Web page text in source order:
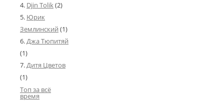
Djin Tolik(2)
Юрик
Землинский (1)
Джа Тюпитяй
(1)
Дитя Цветов
(1)
Топ за всё
время